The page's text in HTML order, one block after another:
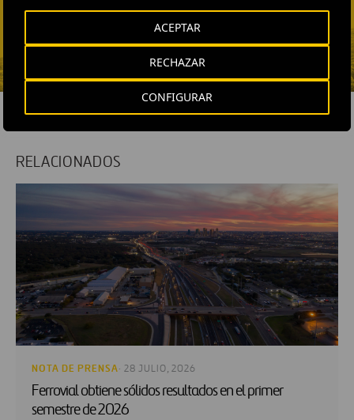
CONFIGURAR
RECHAZAR
ACEPTAR
Vargas
RELACIONADOS
NOTA DE PRENSA· 28 JULIO, 2026
Ferrovial obtiene sólidos resultados en el primer
semestre de 2026